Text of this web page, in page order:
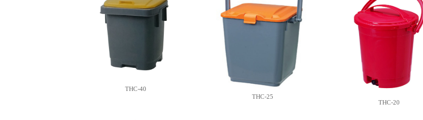
THC-40
THC-25
THC-20